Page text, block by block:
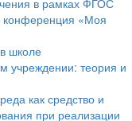
конференция «Моя
школе
учреждении: теория и
как средство и
при реализации